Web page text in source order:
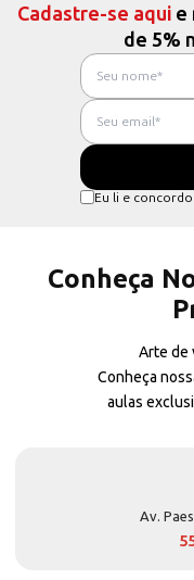
Cadastre-se aqui e
de 5%
Eu li e
Conheça
Arte de
Conheça
aulas
Av.